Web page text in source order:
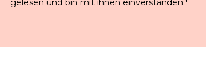
gelesen und bin mit ihnen einverstanden.*